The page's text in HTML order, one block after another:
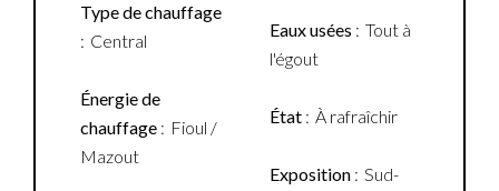
Type de chauffage
Central
Énergie de
chauffage
Fioul /
Mazout
Eaux usées
Tout à
l'égout
État À rafraîchir
Exposition
Sud-